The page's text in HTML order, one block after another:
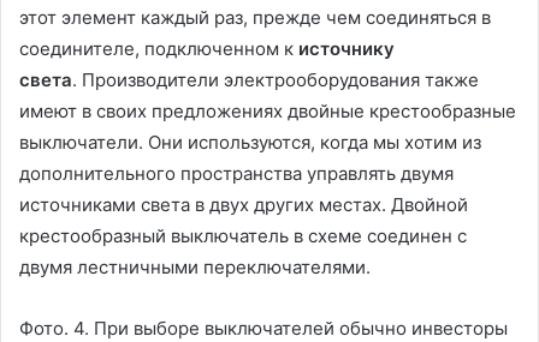
этот элемент каждый раз, прежде чем соединяться в
соединителе, подключенном к источнику
света. Производители электрооборудования также
имеют в своих предложениях двойные крестообразные
выключатели. Они используются, когда мы хотим из
дополнительного пространства управлять двумя
источниками света в двух других местах. Двойной
крестообразный выключатель в схеме соединен с
двумя лестничными переключателями.
Фото. 4. При выборе выключателей обычно инвесторы